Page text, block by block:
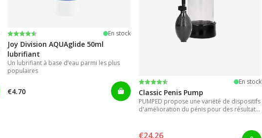
Note:
4.2 sur 5 étoiles En stock
Joy Division AQUAglide 50ml
lubrifiant
Un lubrifiant à base d’eau parmi les plus
populaires
€4.70
Note:
4.3 sur 5 étoiles En stock
Classic Penis Pump
PUMPED propose une variété de dispositifs
d'amélioration du pénis pour des résultats
€24.26